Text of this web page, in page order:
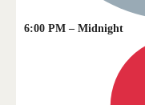
6:00 PM – Midnight